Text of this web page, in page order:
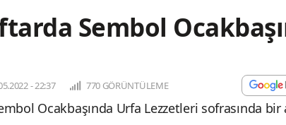
Sembol
- 22:37 770 GÖRÜNTÜLEME
Ocakbaşında Urfa Lezzetleri sofrasında bir